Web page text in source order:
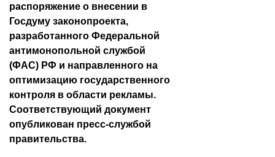
распоряжение о внесении в
Госдуму законопроекта,
разработанного Федеральной
антимонопольной службой
(ФАС) РФ и направленного на
оптимизацию государственного
контроля в области рекламы.
Соответствующий документ
опубликован пресс-службой
правительства.